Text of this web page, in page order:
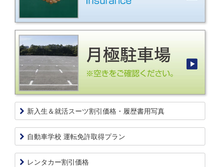
新入生＆就活スーツ割引価格・履歴書用写真
自動車学校 運転免許取得プラン
レンタカー割引価格